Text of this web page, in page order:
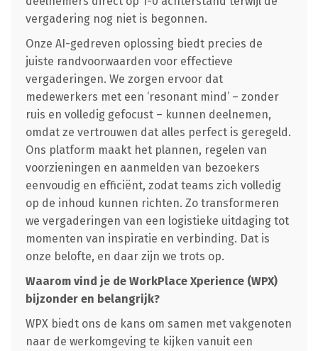
vergadering nog niet is begonnen.
Onze AI-gedreven oplossing biedt precies de
juiste randvoorwaarden voor effectieve
vergaderingen. We zorgen ervoor dat
medewerkers met een ‘resonant mind’ – zonder
ruis en volledig gefocust – kunnen deelnemen,
omdat ze vertrouwen dat alles perfect is geregeld.
Ons platform maakt het plannen, regelen van
voorzieningen en aanmelden van bezoekers
eenvoudig en efficiënt, zodat teams zich volledig
op de inhoud kunnen richten. Zo transformeren
we vergaderingen van een logistieke uitdaging tot
momenten van inspiratie en verbinding. Dat is
onze belofte, en daar zijn we trots op.
Waarom vind je de WorkPlace Xperience (WPX)
bijzonder en belangrijk?
WPX biedt ons de kans om samen met vakgenoten
naar de werkomgeving te kijken vanuit een